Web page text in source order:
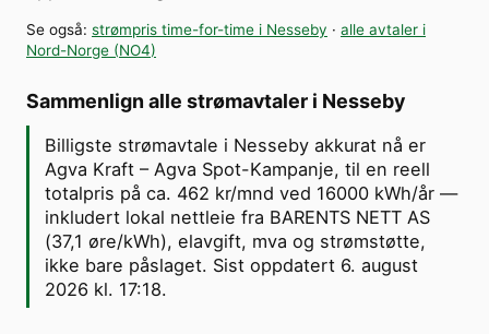
Se også: strømpris time-for-time i Nesseby · alle avtaler i
Nord-Norge (NO4)
Sammenlign alle strømavtaler i Nesseby
Billigste strømavtale i Nesseby akkurat nå er
Agva Kraft – Agva Spot-Kampanje, til en reell
totalpris på ca. 462 kr/mnd ved 16000 kWh/år —
inkludert lokal nettleie fra BARENTS NETT AS
(37,1 øre/kWh), elavgift, mva og strømstøtte,
ikke bare påslaget. Sist oppdatert 6. august
2026 kl. 17:18.